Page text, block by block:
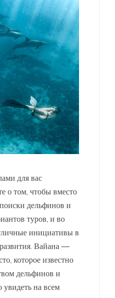
для вас
о том, чтобы вместо
дельфинов и
туров, и во
инициативы в
Вайана —
которое известно
дельфинов и
на всем